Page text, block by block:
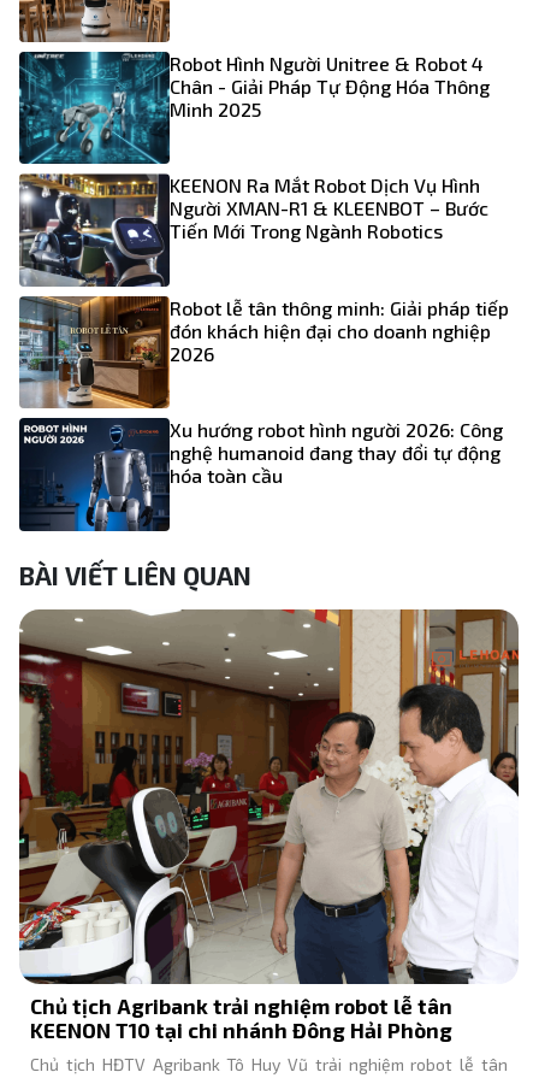
Robot Hình Người Unitree & Robot 4
Chân - Giải Pháp Tự Động Hóa Thông
Minh 2025
KEENON Ra Mắt Robot Dịch Vụ Hình
Người XMAN-R1 & KLEENBOT – Bước
Tiến Mới Trong Ngành Robotics
Robot lễ tân thông minh: Giải pháp tiếp
đón khách hiện đại cho doanh nghiệp
2026
Xu hướng robot hình người 2026: Công
nghệ humanoid đang thay đổi tự động
hóa toàn cầu
BÀI VIẾT LIÊN QUAN
Chủ tịch Agribank trải nghiệm robot lễ tân
KEENON T10 tại chi nhánh Đông Hải Phòng
Chủ tịch HĐTV Agribank Tô Huy Vũ trải nghiệm robot lễ tân